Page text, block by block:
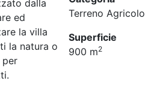
dalla
ed
la villa
la natura o
per
Terreno Agricolo
Superficie
900 m2